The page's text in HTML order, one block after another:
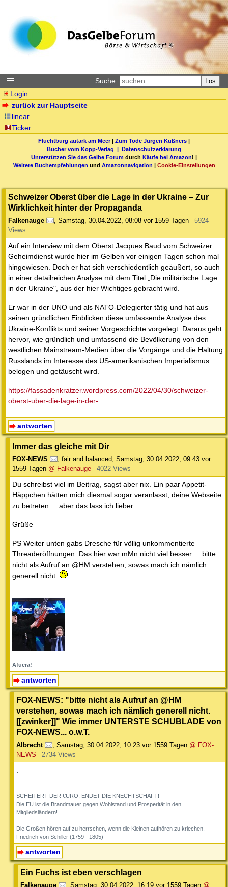
Suche: Los
Login
zurück zur Hauptseite
linear
Ticker
Fluchtburg autark am Meer| Zum Tode Jürgen Küßners |
Bücher vom Kopp-Verlag | Datenschutzerklärung
Unterstützen Sie das Gelbe Forum durch Käufe bei Amazon! |
Weitere Buchempfehlungen und Amazonnavigation | Cookie-Einstellungen
Schweizer Oberst über die Lage in der Ukraine – Zur
Wirklichkeit hinter der Propaganda
Falkenauge , Samstag, 30.04.2022, 08:08 vor 1559 Tagen
5924
Views
Auf ein Interview mit dem Oberst Jacques Baud vom Schweizer
Geheimdienst wurde hier im Gelben vor einigen Tagen schon mal
hingewiesen. Doch er hat sich verschiedentlich geäußert, so auch
in einer detailreichen Analyse mit dem Titel „Die militärische Lage
in der Ukraine", aus der hier Wichtiges gebracht wird.
Er war in der UNO und als NATO-Delegierter tätig und hat aus
seinen gründlichen Einblicken diese umfassende Analyse des
Ukraine-Konflikts und seiner Vorgeschichte vorgelegt. Daraus geht
hervor, wie gründlich und umfassend die Bevölkerung von den
westlichen Mainstream-Medien über die Vorgänge und die Haltung
Russlands im Interesse des US-amerikanischen Imperialismus
belogen und getäuscht wird.
https://fassadenkratzer.wordpress.com/2022/04/30/schweizer-
oberst-uber-die-lage-in-der-...
antworten
Immer das gleiche mit Dir
FOX-NEWS , fair and balanced, Samstag, 30.04.2022, 09:43 vor
1559 Tagen @ Falkenauge 4022 Views
Du schreibst viel im Beitrag, sagst aber nix. Ein paar Appetit-
Häppchen hätten mich diesmal sogar veranlasst, deine Webseite
zu betreten ... aber das lass ich lieber.
Grüße
PS Weiter unten gabs Dresche für völlig unkommentierte
Threaderöffnungen. Das hier war mMn nicht viel besser ... bitte
nicht als Aufruf an @HM verstehen, sowas mach ich nämlich
generell nicht.
--
Afuera!
antworten
FOX-NEWS: "bitte nicht als Aufruf an @HM
verstehen, sowas mach ich nämlich generell nicht.
[[zwinker]]" Wie immer UNTERSTE SCHUBLADE von
FOX-NEWS... o.w.T.
Albrecht , Samstag, 30.04.2022, 10:23 vor 1559 Tagen @ FOX-
NEWS
2734 Views
.
--
SCHEITERT DER €URO, ENDET DIE KNECHTSCHAFT!
Die EU ist die Brandmauer gegen Wohlstand und Prosperität in den
Mitgliedsländern!
Die Großen hören auf zu herrschen, wenn die Kleinen aufhören zu kriechen.
Friedrich von Schiller (1759 - 1805)
antworten
Ein Fuchs ist eben verschlagen
Falkenauge , Samstag, 30.04.2022, 16:19 vor 1559 Tagen @